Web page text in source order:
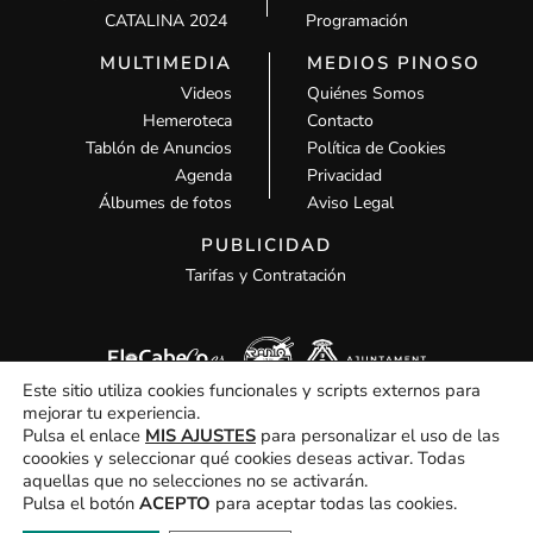
CATALINA 2024
Programación
MULTIMEDIA
Videos
Hemeroteca
Tablón de Anuncios
Agenda
Álbumes de fotos
MEDIOS PINOSO
Quiénes Somos
Contacto
Política de Cookies
Privacidad
Aviso Legal
PUBLICIDAD
Tarifas y Contratación
Todos los derechos © 2026 MCM Pinoso | Funciona gracias a
Pinoso
Este sitio utiliza cookies funcionales y scripts externos para
mejorar tu experiencia.
Pulsa el enlace MIS AJUSTES para personalizar el uso de las
coookies y seleccionar qué cookies deseas activar. Todas
aquellas que no selecciones no se activarán.
Pulsa el botón ACEPTO para aceptar todas las cookies.
Hola, ¿En que podemos ayudarte?